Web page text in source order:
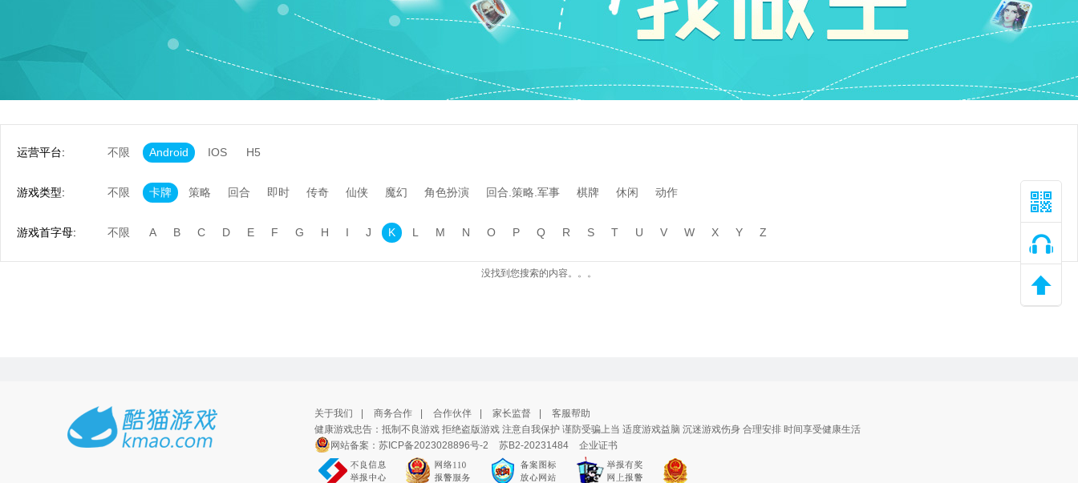
运营平台: 不限 Android IOS H5
游戏类型: 不限 卡牌 策略 回合 即时 传奇 仙侠 魔幻 角色扮演 回合.策略.军事 棋牌 休闲 动作
游戏首字母: 不限 A B C D E F G H I J K L M N O P Q R S T U V W X Y Z
没找到您搜索的内容。。。
关于我们 商务合作 合作伙伴 家长监督
客服帮助
健康游戏忠告：抵制不良游戏 拒绝盗版游戏 注意自我保护 谨防受骗上当 适度游戏益脑 沉迷游戏伤身 合理安排 时间享受健康生活
网站备案： 苏ICP备2023028896号-2 苏B2-20231484 企业证书